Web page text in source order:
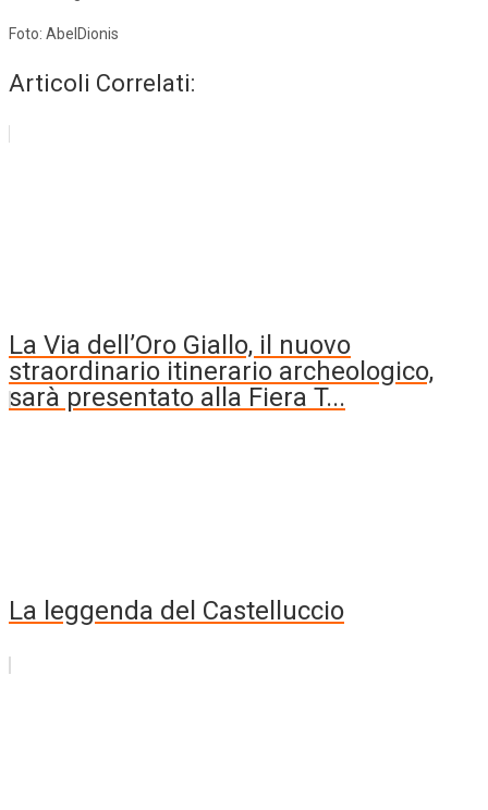
Foto: AbelDionis
Articoli Correlati:
La Via dell’Oro Giallo, il nuovo
straordinario itinerario archeologico,
sarà presentato alla Fiera T...
La leggenda del Castelluccio